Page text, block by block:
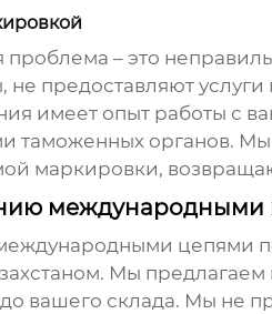
– это
предоставляют
имеет опыт работы с
таможенных органов.
маркировки,
международными
цепями
Мы предлагаем
до вашего склада. Мы не